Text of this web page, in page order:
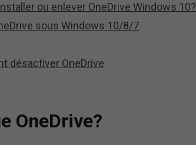
ou enlever OneDrive Windows 10?
sous Windows 10/8/7
désactiver OneDrive
OneDrive?